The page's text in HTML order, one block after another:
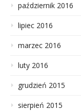
październik 2016
lipiec 2016
marzec 2016
luty 2016
grudzień 2015
sierpień 2015